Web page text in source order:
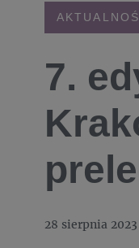
7.
28 sierpnia 2023